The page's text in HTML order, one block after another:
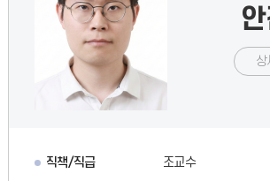
상
직책/직급
조교수